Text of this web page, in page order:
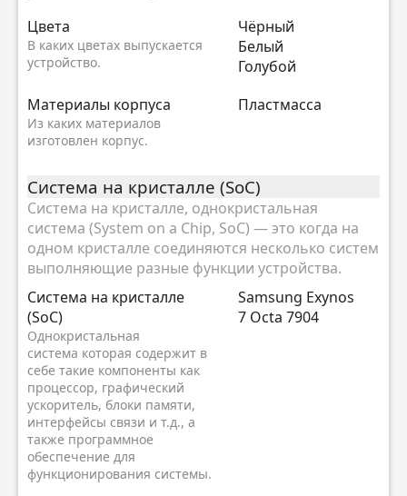
Цвета
В каких цветах выпускается
устройство.
Чёрный
Белый
Голубой
Материалы корпуса
Из каких материалов
изготовлен корпус.
Пластмасса
Система на кристалле (SoC)
Система на кристалле, однокристальная
система (System on a Chip, SoC) — это когда на
одном кристалле соединяются несколько систем
выполняющие разные функции устройства.
Система на кристалле
(SoC)
Однокристальная
система которая содержит в
себе такие компоненты как
процессор, графический
ускоритель, блоки памяти,
интерфейсы связи и т.д., а
также программное
обеспечение для
функционирования системы.
Samsung Exynos
7 Octa 7904